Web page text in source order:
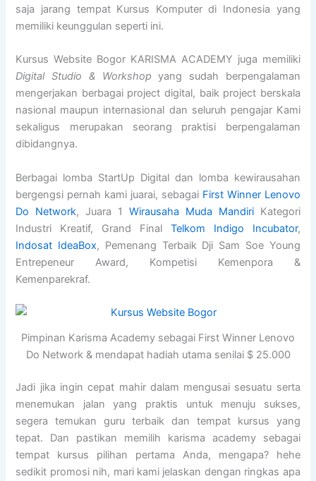
saja jarang tempat Kursus Komputer di Indonesia yang
memiliki keunggulan seperti ini.
Kursus Website Bogor KARISMA ACADEMY juga memiliki
Digital Studio & Workshop yang sudah berpengalaman
mengerjakan berbagai project digital, baik project berskala
nasional maupun internasional dan seluruh pengajar Kami
sekaligus merupakan seorang praktisi berpengalaman
dibidangnya.
Berbagai lomba StartUp Digital dan lomba kewirausahan
bergengsi pernah kami juarai, sebagai First Winner Lenovo
Do Network, Juara 1 Wirausaha Muda MandiriKategori
Industri Kreatif, Grand Final Telkom Indigo Incubator,
Indosat IdeaBox, Pemenang Terbaik Dji Sam Soe Young
Entrepeneur Award, Kompetisi Kemenpora &
Kemenparekraf.
Pimpinan Karisma Academy sebagai First Winner Lenovo
Do Network & mendapat hadiah utama senilai $ 25.000
Jadi jika ingin cepat mahir dalam mengusai sesuatu serta
menemukan jalan yang praktis untuk menuju sukses,
segera temukan guru terbaik dan tempat kursus yang
tepat. Dan pastikan memilih karisma academy sebagai
tempat kursus pilihan pertama Anda, mengapa? hehe
sedikit promosi nih, mari kami jelaskan dengan ringkas apa